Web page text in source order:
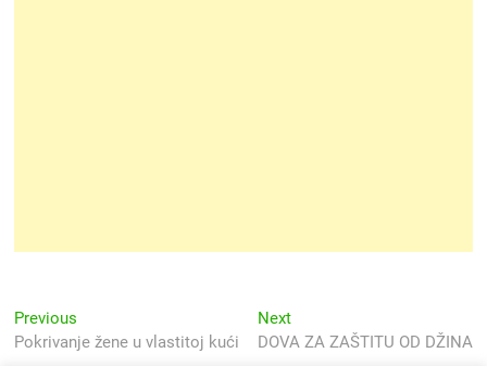
Navigacija
objava
Previous
post:
Pokrivanje žene u vlastitoj kući
NextNext
post:
DOVA ZA ZAŠTITU OD DŽINA